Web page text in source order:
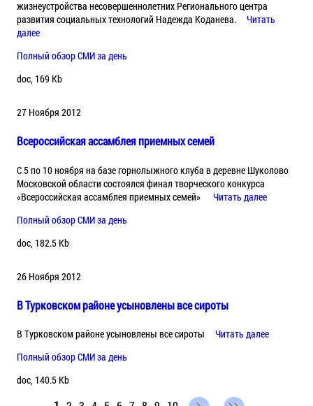
жизнеустройства несовершеннолетних Регионального центра
развития социальных технологий Надежда Коданева.
Читать
далее
Полный обзор СМИ за день
doc, 169 Kb
27 Ноября 2012
Всероссийская ассамблея приемных семей
C 5 по 10 ноября на базе горнолыжного клуба в деревне Шуколово
Московской области состоялся финал творческого конкурса
«Всероссийская ассамблея приемных семей»
Читать далее
Полный обзор СМИ за день
doc, 182.5 Kb
26 Ноября 2012
В Турковском районе усыновлены все сироты
В Турковском районе усыновлены все сироты
Читать далее
Полный обзор СМИ за день
doc, 140.5 Kb